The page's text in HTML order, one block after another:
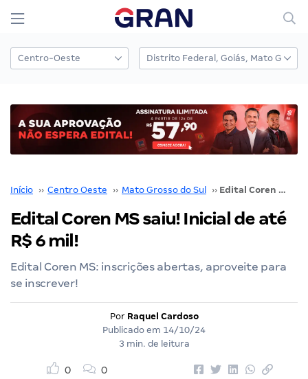
Início ›› Centro Oeste ›› Mato Grosso do Sul ›› Edital Coren MS saiu! Inicial de até R$ 6 mil!
Edital Coren MS saiu! Inicial de até
R$ 6 mil!
Edital Coren MS: inscrições abertas, aproveite para
se inscrever!
Por Raquel Cardoso
Publicado em 14/10/24
3 min. de leitura
0 0